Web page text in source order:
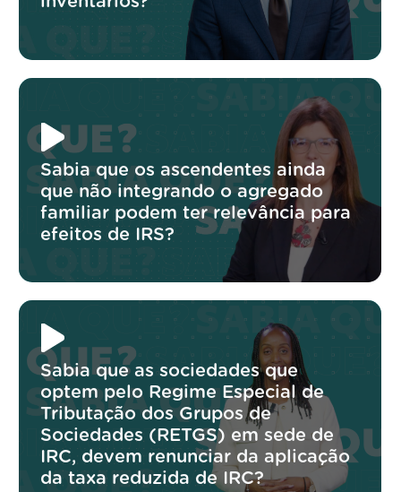
Sabia que os ascendentes ainda
que não integrando o agregado
familiar podem ter relevância para
efeitos de IRS?
Sabia que as sociedades que
optem pelo Regime Especial de
Tributação dos Grupos de
Sociedades (RETGS) em sede de
IRC, devem renunciar da aplicação
da taxa reduzida de IRC?